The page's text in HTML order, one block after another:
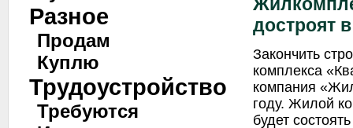
Разное
Продам
Куплю
Трудоустройство
Требуются
достроят
Закончить
комплекса
компания
году. Жилой
будет